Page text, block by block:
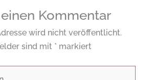
Kommentar
wird nicht veröffentlicht.
sind mit * markiert